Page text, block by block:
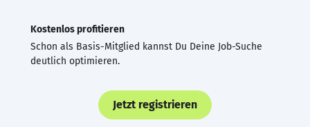
Kostenlos profitieren
Schon als Basis-Mitglied kannst Du Deine Job-Suche
deutlich optimieren.
Jetzt registrieren